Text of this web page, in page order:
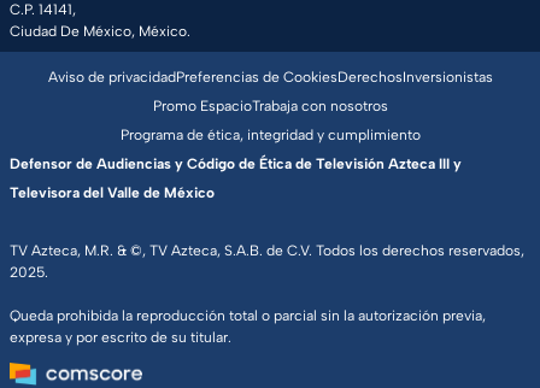
C.P. 14141,
Ciudad De México, México.
TV Azteca, M.R. & ©, TV Azteca, S.A.B. de C.V. Todos los derechos reservados,
2025.
Queda prohibida la reproducción total o parcial sin la autorización previa,
expresa y por escrito de su titular.
Aviso de privacidadPreferencias de CookiesDerechosInversionistas
Promo EspacioTrabaja con nosotros
Programa de ética, integridad y cumplimiento
Defensor de Audiencias y Código de Ética de Televisión Azteca III y
Televisora del Valle de México